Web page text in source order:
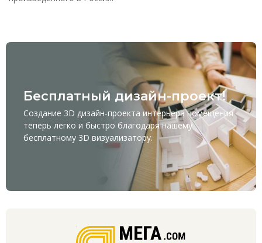
Бесплатный дизайн-проект!
Создание 3D дизайн-проекта интерьера помещения
теперь легко и быстро благодаря нашему
бесплатному 3D визуализатору.